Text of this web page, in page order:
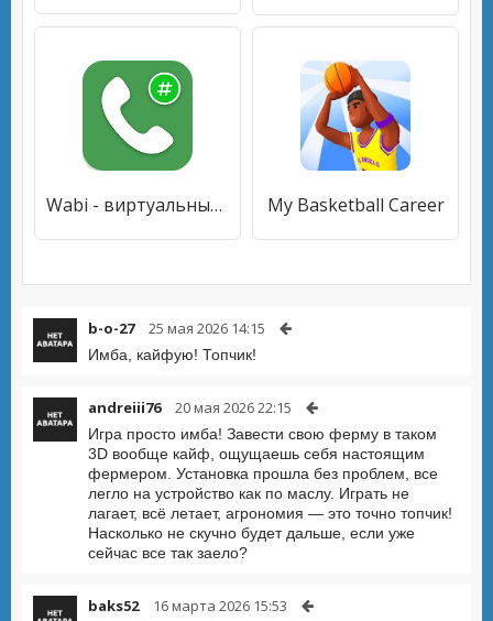
Wabi - виртуальный номер для WhatsApp Business My Basketball Career
b-o-27 25 мая 2026 14:15
Имба, кайфую! Топчик!
andreiii76 20 мая 2026 22:15
Игра просто имба! Завести свою ферму в таком
3D вообще кайф, ощущаешь себя настоящим
фермером. Установка прошла без проблем, все
легло на устройство как по маслу. Играть не
лагает, всё летает, агрономия — это точно топчик!
Насколько не скучно будет дальше, если уже
сейчас все так заело?
baks52 16 марта 2026 15:53